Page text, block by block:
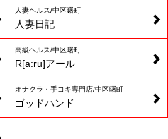
人妻ヘルス/中区曙町
人妻日記
高級ヘルス/中区曙町
R[a:ru]アール
オナクラ・手コキ専門店/中区曙町
ゴッドハンド